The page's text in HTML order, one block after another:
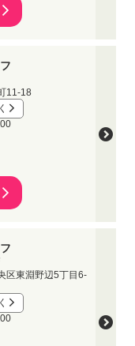
11-18
区東淵野辺5丁目6-